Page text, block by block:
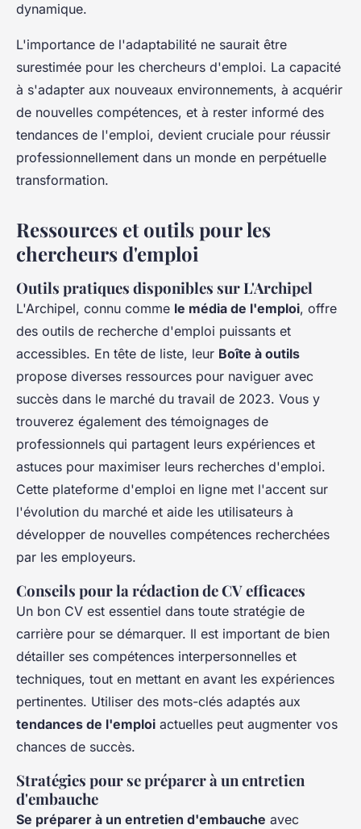
dynamique.
L'importance de l'adaptabilité ne saurait être
surestimée pour les chercheurs d'emploi. La capacité
à s'adapter aux nouveaux environnements, à acquérir
de nouvelles compétences, et à rester informé des
tendances de l'emploi, devient cruciale pour réussir
professionnellement dans un monde en perpétuelle
transformation.
Ressources et outils pour les
chercheurs d'emploi
Outils pratiques disponibles sur L'Archipel
L'Archipel, connu comme le média de l'emploi, offre
des outils de recherche d'emploi puissants et
accessibles. En tête de liste, leur Boîte à outils
propose diverses ressources pour naviguer avec
succès dans le marché du travail de 2023. Vous y
trouverez également des témoignages de
professionnels qui partagent leurs expériences et
astuces pour maximiser leurs recherches d'emploi.
Cette plateforme d'emploi en ligne met l'accent sur
l'évolution du marché et aide les utilisateurs à
développer de nouvelles compétences recherchées
par les employeurs.
Conseils pour la rédaction de CV efficaces
Un bon CV est essentiel dans toute stratégie de
carrière pour se démarquer. Il est important de bien
détailler ses compétences interpersonnelles et
techniques, tout en mettant en avant les expériences
pertinentes. Utiliser des mots-clés adaptés aux
tendances de l'emploi actuelles peut augmenter vos
chances de succès.
Stratégies pour se préparer à un entretien
d'embauche
Se préparer à un entretien d'embauche avec